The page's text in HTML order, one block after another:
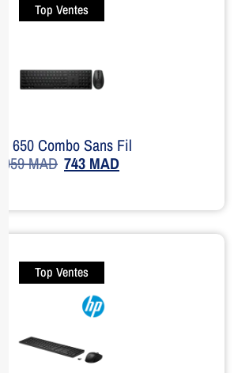
Top Ventes
HP 650 Combo Sans Fil
959MAD 743 MAD
Top Ventes